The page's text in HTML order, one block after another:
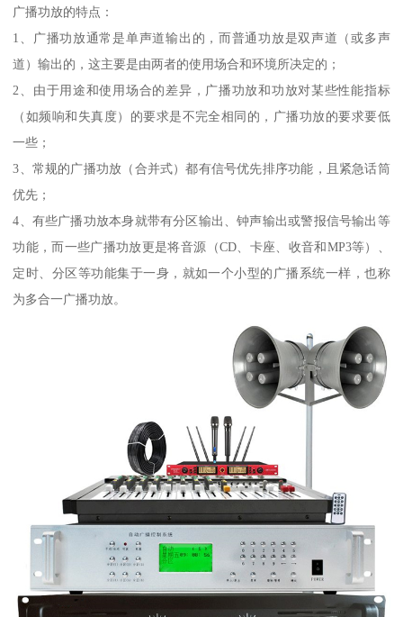
广播功放的特点：
1、广播功放通常是单声道输出的，而普通功放是双声道（或多声
道）输出的，这主要是由两者的使用场合和环境所决定的；
2、由于用途和使用场合的差异，广播功放和功放对某些性能指标
（如频响和失真度）的要求是不完全相同的，广播功放的要求要低
一些；
3、常规的广播功放（合并式）都有信号优先排序功能，且紧急话筒
优先；
4、有些广播功放本身就带有分区输出、钟声输出或警报信号输出等
功能，而一些广播功放更是将音源（CD、卡座、收音和MP3等）、
定时、分区等功能集于一身，就如一个小型的广播系统一样，也称
为多合一广播功放。